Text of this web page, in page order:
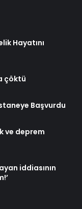
Hayatını
çöktü
Başvurdu
ve deprem
iddiasının